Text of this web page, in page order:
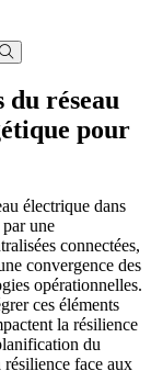
du réseau
pour
électrique dans
une
connectées,
convergence des
opérationnelles.
ces éléments
la résilience
du
résilience face aux